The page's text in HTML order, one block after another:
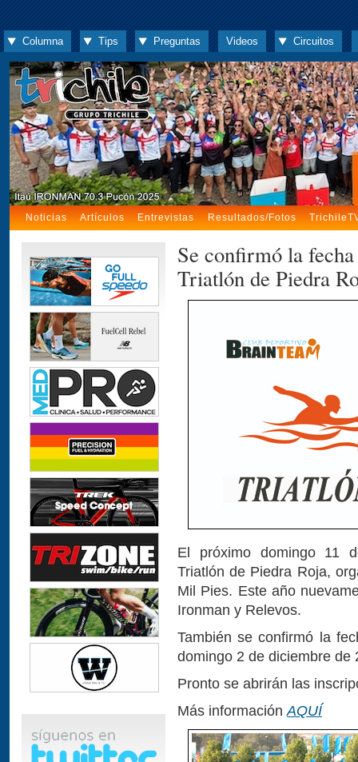
Columna Tips Preguntas Videos Circuitos
Noticias Artículos Entrevistas Resultados/Fotos
Se confirmó la
Triatlón de Piedra
El próximo domingo 11
Triatlón de Piedra Roja,
Mil Pies. Este año
Ironman y Relevos.
También se confirmó la
domingo 2 de diciembre de
Pronto se abrirán las
Más información AQUÍ